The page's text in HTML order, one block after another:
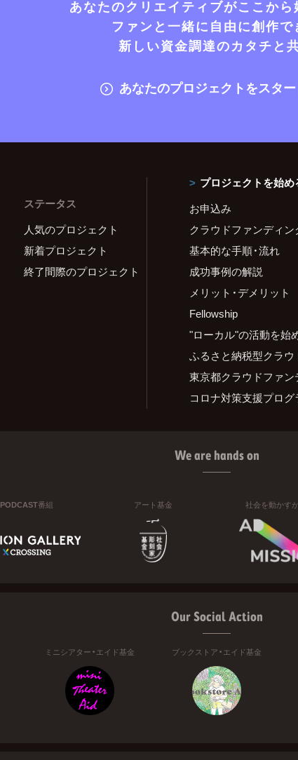
あなたのクリエイティブがここから
ファンと一緒に自由に創作で
新しい資金調達のカタチと
あなたのプロジェクトをスタ
ステータス
人気のプロジェクト
新着プロジェクト
終了間際のプロジェクト
プロジェクトを始め
お申込み
クラウドファンディン
基本的な手順・流れ
成功事例の解説
メリット・デメリット
Fellowship
"ローカル"の活動を始
ふるさと納税型クラ
東京都クラウドファ
コロナ対策支援プロ
We are hands on
PODCAST番組 アート基金 社会を動かす
Our Social Action
ミニシアター・エイド基金 ブックストア・エイド基金